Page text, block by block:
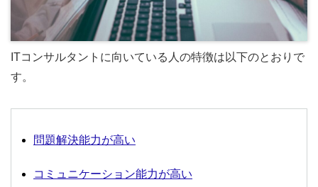
ITコンサルタントに向いている人の特徴は以下のとおりで
す。
問題解決能力が高い
コミュニケーション能力が高い